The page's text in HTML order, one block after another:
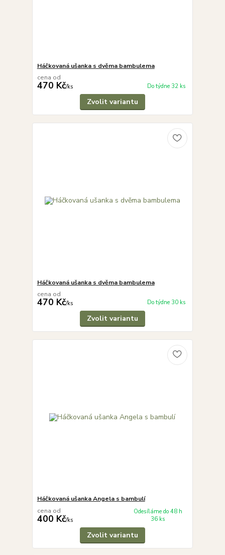
Háčkovaná ušanka s dvěma bambulema
cena od
470 Kč/ks Do týdne 32 ks
Zvolit variantu
Háčkovaná ušanka s dvěma bambulema
cena od
470 Kč/ks Do týdne 30 ks
Zvolit variantu
Háčkovaná ušanka Angela s bambulí
cena od
400 Kč/ks
Odesíláme do 48 h
36 ks
Zvolit variantu